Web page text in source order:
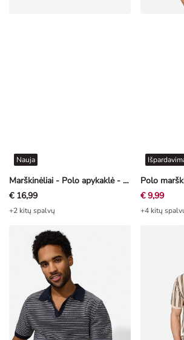
Marškinėliai - Polo apykaklė - melynas
Nauja
€ 16,99
+2 kitų spalvų
€ 9,99
+4 kitų